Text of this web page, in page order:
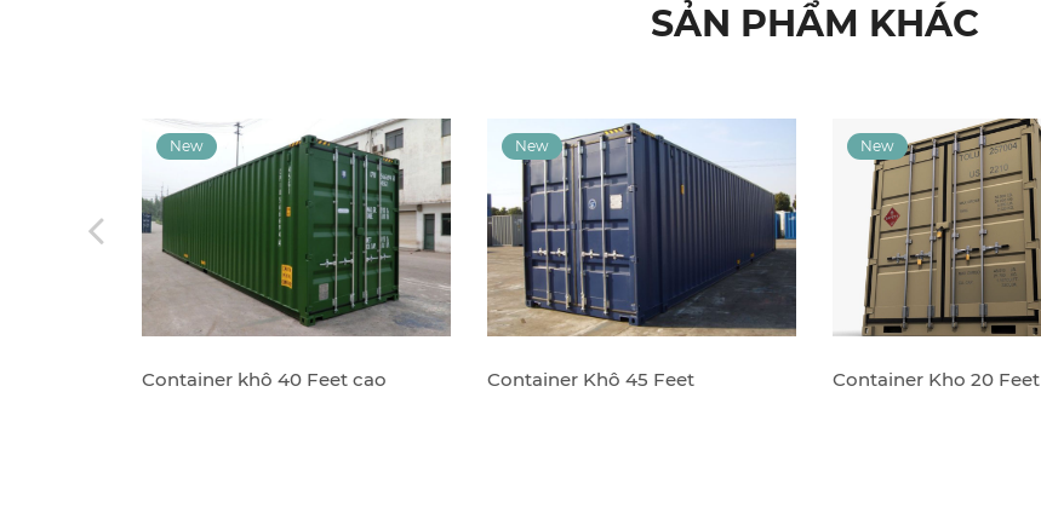
SẢN PHẨM KHÁC
Container khô 40 Feet cao Container Khô 45 Feet Container Kho 20 Feet